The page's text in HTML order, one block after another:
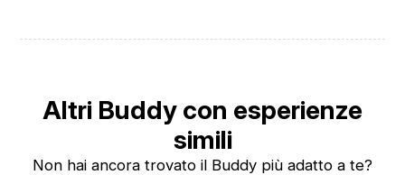
Altri Buddy con esperienze
simili
Non hai ancora trovato il Buddy più adatto a te?